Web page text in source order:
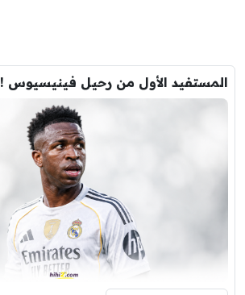
المستفيد الأول من رحيل فينيسيوس !